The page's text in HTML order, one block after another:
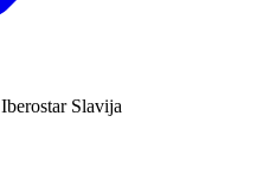
Iberostar Slavija